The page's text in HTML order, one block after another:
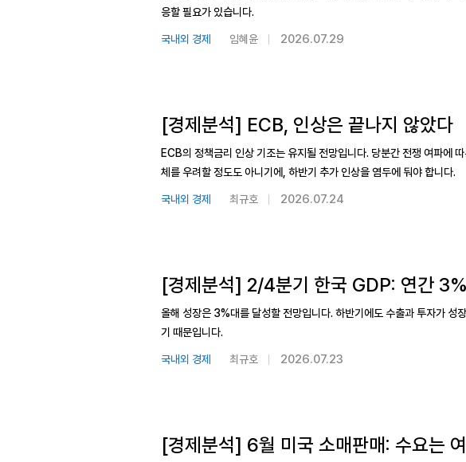
응할 필요가 있습니다.
국내외 경제 임혜윤 2026.07.29
[경제분석] ECB, 인상은 끝나지 않았다
ECB의 정책금리 인상 기조는 유지될 전망입니다. 당분간 전쟁 여파에
체를 우려할 정도도 아니기에, 하반기 추가 인상을 염두에 둬야 합니다.
국내외 경제 최규호 2026.07.24
[경제분석] 2/4분기 한국 GDP: 연간
올해 성장은 3%대를 달성할 전망입니다. 하반기에도 수출과 투자가 성
기 때문입니다.
국내외 경제 최규호 2026.07.23
[경제분석] 6월 미국 소매판매: 수요는